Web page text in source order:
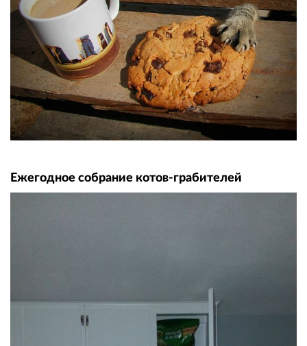
Ежегодное собрание котов-грабителей